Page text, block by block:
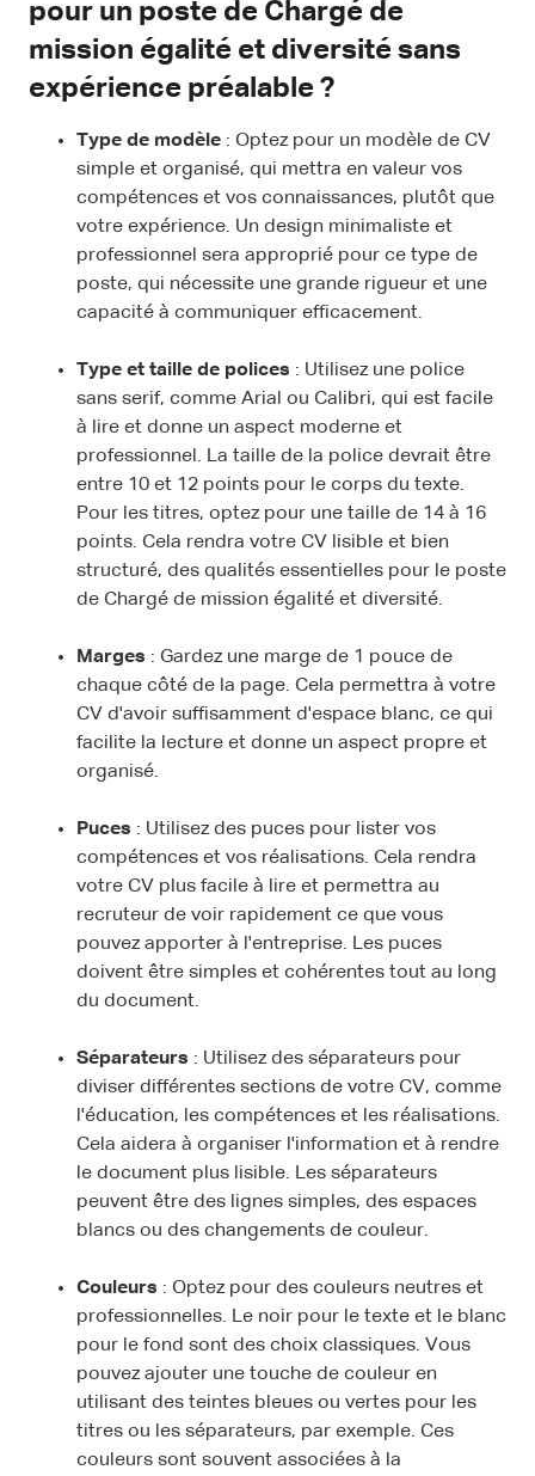
pour un poste de Chargé de
mission égalité et diversité sans
expérience préalable ?
Type de modèle : Optez pour un modèle de CV
simple et organisé, qui mettra en valeur vos
compétences et vos connaissances, plutôt que
votre expérience. Un design minimaliste et
professionnel sera approprié pour ce type de
poste, qui nécessite une grande rigueur et une
capacité à communiquer efficacement.
Type et taille de polices : Utilisez une police
sans serif, comme Arial ou Calibri, qui est facile
à lire et donne un aspect moderne et
professionnel. La taille de la police devrait être
entre 10 et 12 points pour le corps du texte.
Pour les titres, optez pour une taille de 14 à 16
points. Cela rendra votre CV lisible et bien
structuré, des qualités essentielles pour le poste
de Chargé de mission égalité et diversité.
Marges : Gardez une marge de 1 pouce de
chaque côté de la page. Cela permettra à votre
CV d'avoir suffisamment d'espace blanc, ce qui
facilite la lecture et donne un aspect propre et
organisé.
Puces : Utilisez des puces pour lister vos
compétences et vos réalisations. Cela rendra
votre CV plus facile à lire et permettra au
recruteur de voir rapidement ce que vous
pouvez apporter à l'entreprise. Les puces
doivent être simples et cohérentes tout au long
du document.
Séparateurs : Utilisez des séparateurs pour
diviser différentes sections de votre CV, comme
l'éducation, les compétences et les réalisations.
Cela aidera à organiser l'information et à rendre
le document plus lisible. Les séparateurs
peuvent être des lignes simples, des espaces
blancs ou des changements de couleur.
Couleurs : Optez pour des couleurs neutres et
professionnelles. Le noir pour le texte et le blanc
pour le fond sont des choix classiques. Vous
pouvez ajouter une touche de couleur en
utilisant des teintes bleues ou vertes pour les
titres ou les séparateurs, par exemple. Ces
couleurs sont souvent associées à la